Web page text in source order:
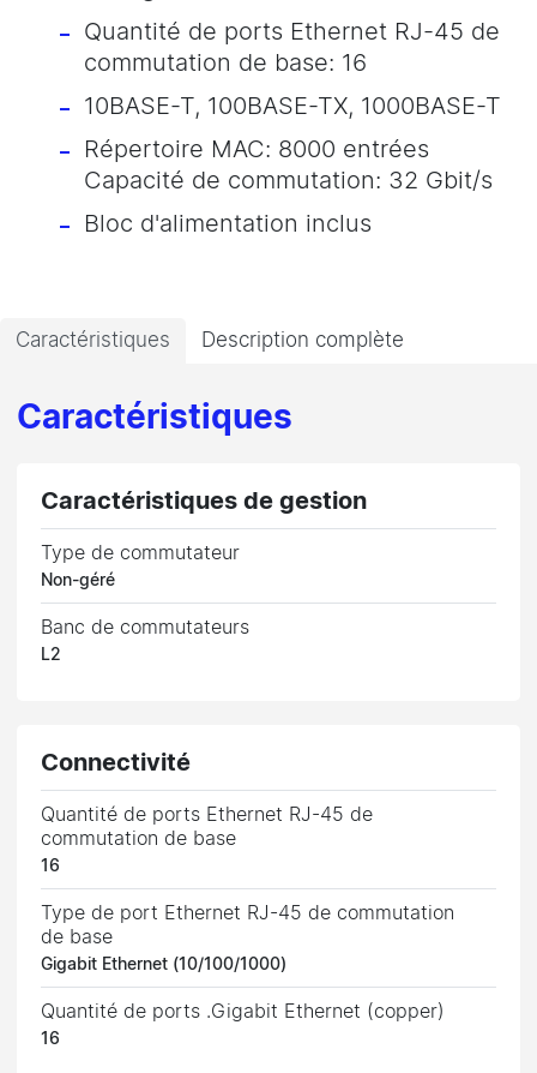
Quantité de ports Ethernet RJ-45 de
commutation de base: 16
10BASE-T, 100BASE-TX, 1000BASE-T
Répertoire MAC: 8000 entrées
Capacité de commutation: 32 Gbit/s
Bloc d'alimentation inclus
Caractéristiques Description complète
Caractéristiques
Caractéristiques de gestion
Type de commutateur
Non-géré
Banc de commutateurs
L2
Connectivité
Quantité de ports Ethernet RJ-45 de
commutation de base
16
Type de port Ethernet RJ-45 de commutation
de base
Gigabit Ethernet (10/100/1000)
Quantité de ports .Gigabit Ethernet (copper)
16